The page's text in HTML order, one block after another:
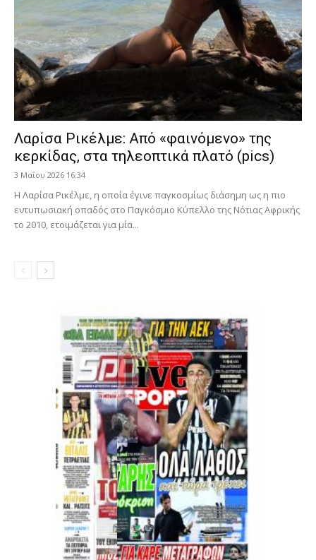
Λαρίσα Ρικέλμε: Από «φαινόμενο» της
κερκίδας, στα τηλεοπτικά πλατό (pics)
3 Μαΐου 2026 16:34
Η Λαρίσα Ρικέλμε, η οποία έγινε παγκοσμίως διάσημη ως η πιο
εντυπωσιακή οπαδός στο Παγκόσμιο Κύπελλο της Νότιας Αφρικής
το 2010, ετοιμάζεται για μία...